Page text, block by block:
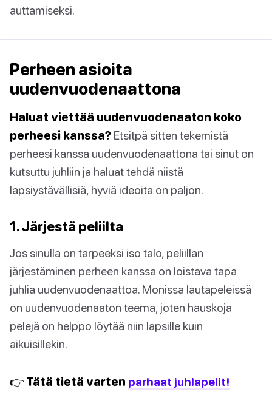
auttamiseksi.
Perheen asioita
uudenvuodenaattona
Haluat viettää uudenvuodenaaton koko
perheesi kanssa? Etsitpä sitten tekemistä
perheesi kanssa uudenvuodenaattona tai sinut on
kutsuttu juhliin ja haluat tehdä niistä
lapsiystävällisiä, hyviä ideoita on paljon.
1. Järjestä peliilta
Jos sinulla on tarpeeksi iso talo, peliillan
järjestäminen perheen kanssa on loistava tapa
juhlia uudenvuodenaattoa. Monissa lautapeleissä
on uudenvuodenaaton teema, joten hauskoja
pelejä on helppo löytää niin lapsille kuin
aikuisillekin.
👉 Tätä tietä varten parhaat juhlapelit!